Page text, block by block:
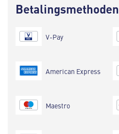
Betalingsmethoden
V-Pay
American Express
Maestro